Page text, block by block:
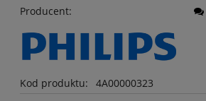
Producent:
Kod produktu: 4A00000323